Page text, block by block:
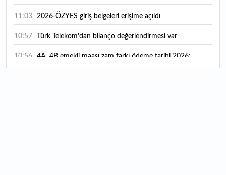
11:03 2026-ÖZYES giriş belgeleri erişime açıldı
10:57 Türk Telekom'dan bilanço değerlendirmesi var
10:56
Emekli zam farkı ne zaman yatacak? Emekli maaşı sorgulama